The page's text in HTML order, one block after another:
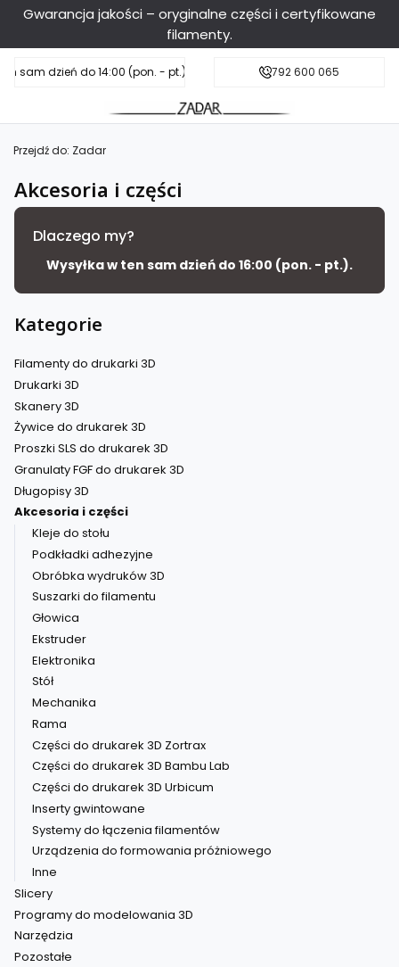
Gwarancja jakości – oryginalne części i certyfikowane
filamenty.
sam dzień do 14:00 (pon. - pt.), sobota do 11:00Darmowa dostawa od 199 zł
792 600 065
Przejdź do: Zadar
Akcesoria i części
Dlaczego my?
Wysyłka w ten sam dzień do 16:00 (pon. - pt.).
Kategorie
Filamenty do drukarki 3D
Drukarki 3D
Skanery 3D
Żywice do drukarek 3D
Proszki SLS do drukarek 3D
Granulaty FGF do drukarek 3D
Długopisy 3D
Akcesoria i części
Kleje do stołu
Podkładki adhezyjne
Obróbka wydruków 3D
Suszarki do filamentu
Głowica
Ekstruder
Elektronika
Stół
Mechanika
Rama
Części do drukarek 3D Zortrax
Części do drukarek 3D Bambu Lab
Części do drukarek 3D Urbicum
Inserty gwintowane
Systemy do łączenia filamentów
Urządzenia do formowania próżniowego
Inne
Slicery
Programy do modelowania 3D
Narzędzia
Pozostałe